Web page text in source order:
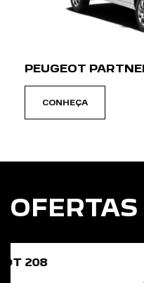
PEUGEOT
CONHEÇA
NOVO